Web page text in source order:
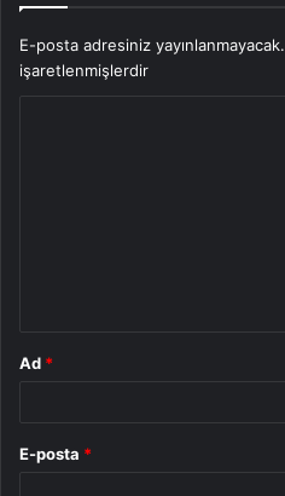
E-posta adresiniz yayınlanmayacak.
işaretlenmişlerdir
Ad *
E-posta *